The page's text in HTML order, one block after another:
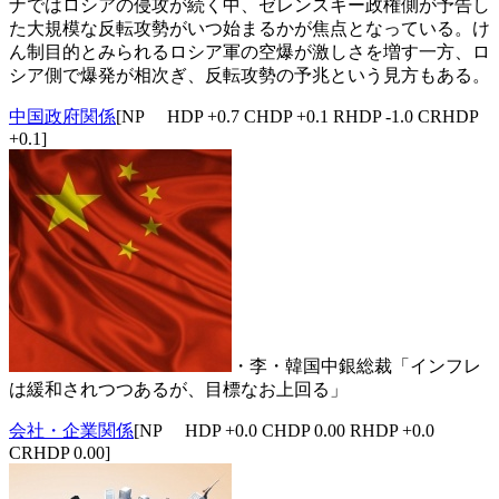
ナではロシアの侵攻が続く中、ゼレンスキー政権側が予告し
た大規模な反転攻勢がいつ始まるかが焦点となっている。け
ん制目的とみられるロシア軍の空爆が激しさを増す一方、ロ
シア側で爆発が相次ぎ、反転攻勢の予兆という見方もある。
中国政府関係[NP HDP +0.7 CHDP +0.1 RHDP -1.0 CRHDP
+0.1]
・李・韓国中銀総裁「インフレ
は緩和されつつあるが、目標なお上回る」
会社・企業関係[NP HDP +0.0 CHDP 0.00 RHDP +0.0
CRHDP 0.00]